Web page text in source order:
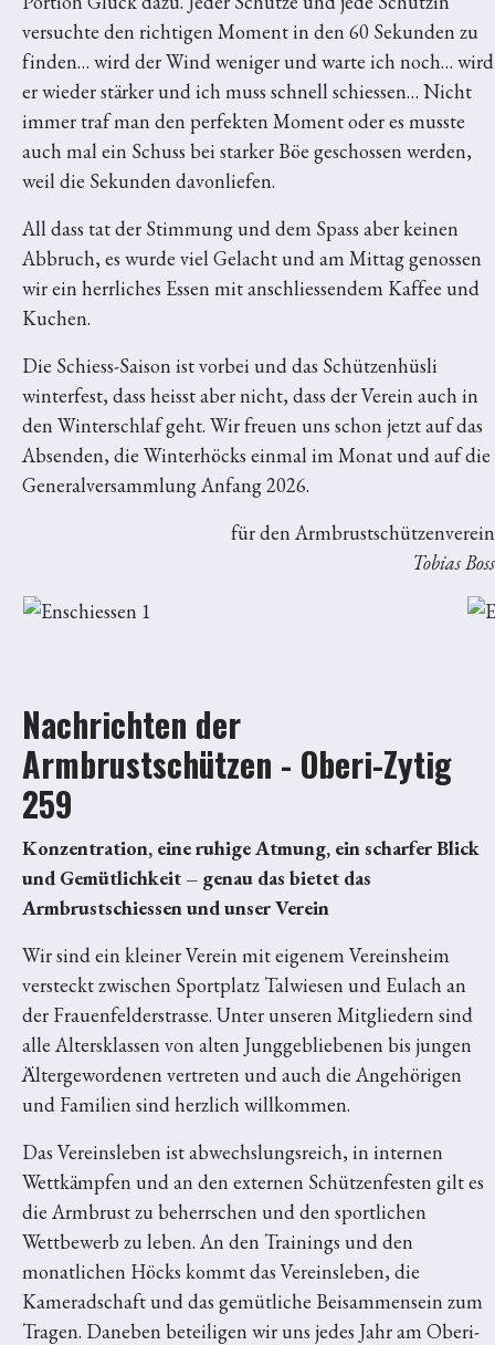
versuchte den richtigen Moment in den 60 Sekunden zu
finden… wird der Wind weniger und warte ich noch… wird
er wieder stärker und ich muss schnell schiessen… Nicht
immer traf man den perfekten Moment oder es musste
auch mal ein Schuss bei starker Böe geschossen werden,
weil die Sekunden davonliefen.
All dass tat der Stimmung und dem Spass aber keinen
Abbruch, es wurde viel Gelacht und am Mittag genossen
wir ein herrliches Essen mit anschliessendem Kaffee und
Kuchen.
Die Schiess-Saison ist vorbei und das Schützenhüsli
winterfest, dass heisst aber nicht, dass der Verein auch in
den Winterschlaf geht. Wir freuen uns schon jetzt auf das
Absenden, die Winterhöcks einmal im Monat und auf die
Generalversammlung Anfang 2026.
für den Armbrustschützenverein
Tobias Boss
Nachrichten der
Armbrustschützen - Oberi-Zytig
259
Konzentration, eine ruhige Atmung, ein scharfer Blick
und Gemütlichkeit – genau das bietet das
Armbrustschiessen und unser Verein
Wir sind ein kleiner Verein mit eigenem Vereinsheim
versteckt zwischen Sportplatz Talwiesen und Eulach an
der Frauenfelderstrasse. Unter unseren Mitgliedern sind
alle Altersklassen von alten Junggebliebenen bis jungen
Ältergewordenen vertreten und auch die Angehörigen
und Familien sind herzlich willkommen.
Das Vereinsleben ist abwechslungsreich, in internen
Wettkämpfen und an den externen Schützenfesten gilt es
die Armbrust zu beherrschen und den sportlichen
Wettbewerb zu leben. An den Trainings und den
monatlichen Höcks kommt das Vereinsleben, die
Kameradschaft und das gemütliche Beisammensein zum
Tragen. Daneben beteiligen wir uns jedes Jahr am Oberi-